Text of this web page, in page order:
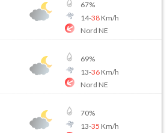
67%
14-38Km/h
Nord NE
69%
13-36Km/h
Nord NE
70%
13-35 Km/h